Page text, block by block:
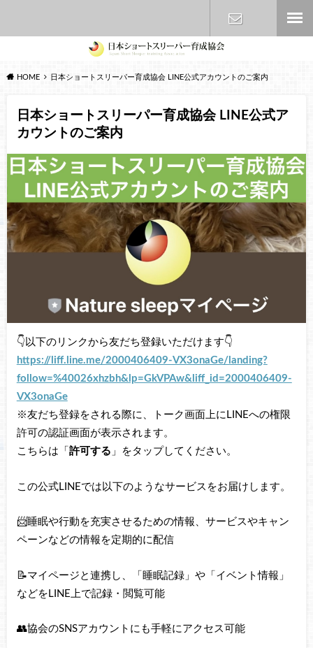
お問い合わ
HOME 日本ショートスリーパー育成協会 LINE公式アカウントのご案内
日本ショートスリーパー育成協会 LINE公式ア
カウントのご案内
👇以下のリンクから友だち登録いただけます👇
https://liff.line.me/2000406409-VX3onaGe/landing?
follow=%40026xhzbh&lp=GkVPAw&liff_id=2000406409-
VX3onaGe
※友だち登録をされる際に、トーク画面上にLINEへの権限
許可の認証画面が表示されます。
こちらは「 許可する 」をタップしてください。
この公式LINEでは以下のようなサービスをお届けします。
📨睡眠や行動を充実させるための情報、サービスやキャン
ペーンなどの情報を定期的に配信
📝マイページと連携し、「睡眠記録」や「イベント情報」
などをLINE上で記録・閲覧可能
👥協会のSNSアカウントにも手軽にアクセス可能